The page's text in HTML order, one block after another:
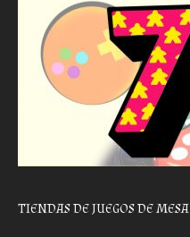
TIENDAS DE JUEGOS DE MESA